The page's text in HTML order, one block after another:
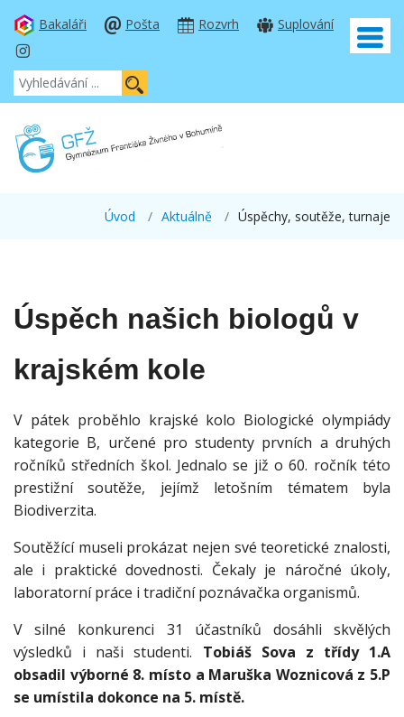
Bakaláři Pošta Rozvrh Suplování
Úvod Aktuálně Úspěchy, soutěže, turnaje
Úspěch našich biologů v
krajském kole
V pátek proběhlo krajské kolo Biologické olympiády
kategorie B, určené pro studenty prvních a druhých
ročníků středních škol. Jednalo se již o 60. ročník této
prestižní soutěže, jejímž letošním tématem byla
Biodiverzita.
Soutěžící museli prokázat nejen své teoretické znalosti,
ale i praktické dovednosti. Čekaly je náročné úkoly,
laboratorní práce i tradiční poznávačka organismů.
V silné konkurenci 31 účastníků dosáhli skvělých
výsledků i naši studenti. Tobiáš Sova z třídy 1.A
obsadil výborné 8. místo a Maruška Woznicová z 5.P
se umístila dokonce na 5. místě.